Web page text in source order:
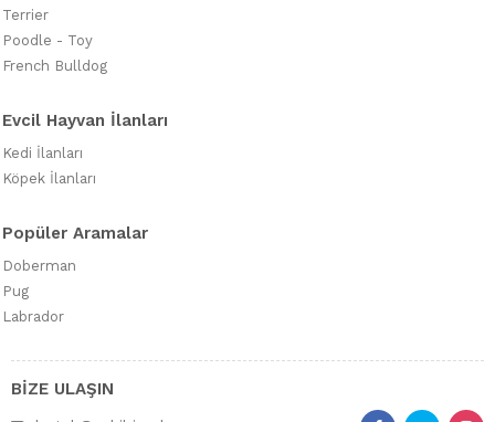
Terrier
Poodle - Toy
French Bulldog
Evcil Hayvan İlanları
Kedi İlanları
Köpek İlanları
Popüler Aramalar
Doberman
Pug
Labrador
BİZE ULAŞIN